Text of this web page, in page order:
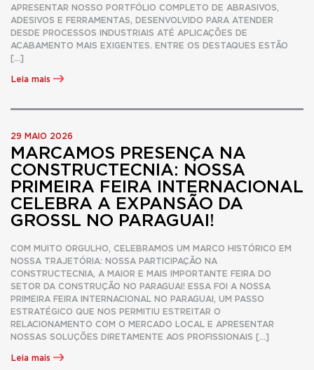
APRESENTAR NOSSO PORTFÓLIO COMPLETO DE ABRASIVOS,
ADESIVOS E FERRAMENTAS, DESENVOLVIDO PARA ATENDER
DESDE PROCESSOS INDUSTRIAIS ATÉ APLICAÇÕES DE
ACABAMENTO MAIS EXIGENTES. ENTRE OS DESTAQUES ESTÃO
[…]
Leia mais
29 MAIO 2026
MARCAMOS PRESENÇA NA
CONSTRUCTECNIA: NOSSA
PRIMEIRA FEIRA INTERNACIONAL
CELEBRA A EXPANSÃO DA
GROSSL NO PARAGUAI!
COM MUITO ORGULHO, CELEBRAMOS UM MARCO HISTÓRICO EM
NOSSA TRAJETÓRIA: NOSSA PARTICIPAÇÃO NA
CONSTRUCTECNIA, A MAIOR E MAIS IMPORTANTE FEIRA DO
SETOR DA CONSTRUÇÃO NO PARAGUAI! ESSA FOI A NOSSA
PRIMEIRA FEIRA INTERNACIONAL NO PARAGUAI, UM PASSO
ESTRATÉGICO QUE NOS PERMITIU ESTREITAR O
RELACIONAMENTO COM O MERCADO LOCAL E APRESENTAR
NOSSAS SOLUÇÕES DIRETAMENTE AOS PROFISSIONAIS […]
Leia mais